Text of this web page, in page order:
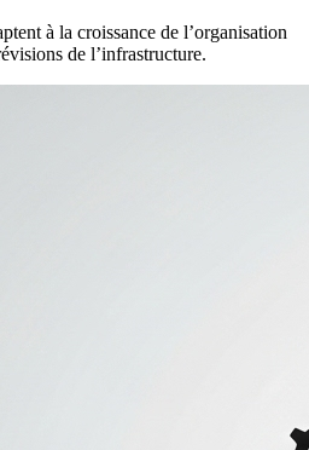
à la croissance de l’organisation
de l’infrastructure.